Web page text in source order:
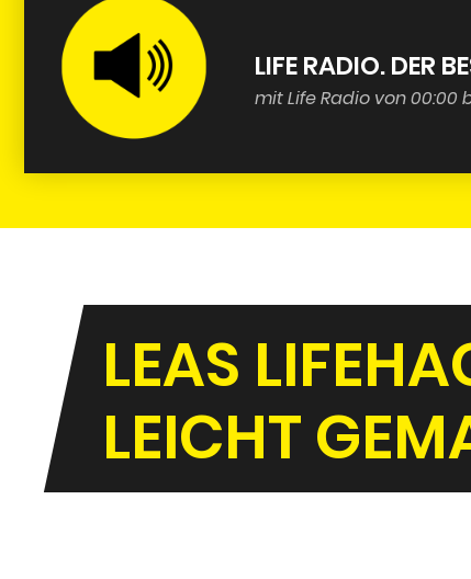
LIFE RADIO. DER
mit Life Radio von 00:00
LEAS
LEICHT